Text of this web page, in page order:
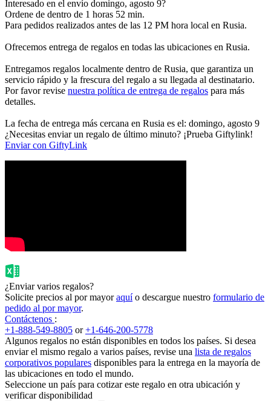
Interesado en el envío domingo, agosto 9?
Ordene de dentro de 1 horas 52 min.
Para pedidos realizados antes de las 12 PM hora local en Rusia.
Ofrecemos entrega de regalos en todas las ubicaciones en Rusia.
Entregamos regalos localmente dentro de Rusia, que garantiza un
servicio rápido y la frescura del regalo a su llegada al destinatario.
Por favor revise nuestra política de entrega de regalos para más
detalles.
La fecha de entrega más cercana en Rusia es el: domingo, agosto 9
¿Necesitas enviar un regalo de último minuto? ¡Prueba Giftylink!
Enviar con GiftyLink
¿Enviar varios regalos?
Solicite precios al por mayoraquío descargue nuestro formulario de
pedido al por mayor.
Contáctenos :
+1-888-549-8805 or+1-646-200-5778
Algunos regalos no están disponibles en todos los países. Si desea
enviar el mismo regalo a varios países, revise una lista de regalos
corporativos populares disponibles para la entrega en la mayoría de
las ubicaciones en todo el mundo.
Seleccione un país para cotizar este regalo en otra ubicación y
verificar disponibilidad